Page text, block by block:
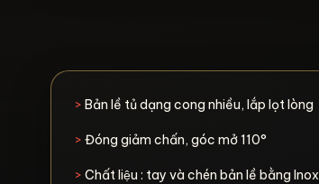
> Bản lề tủ dạng cong nhiều, lắp lọt lòng
> Đóng giảm chấn, góc mở 110°
> Chất liệu : tay và chén bản lề bằng Inox